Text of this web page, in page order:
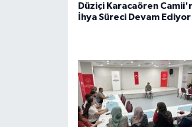
Düziçi Karacaören
İhya Süreci Devam Ediyor